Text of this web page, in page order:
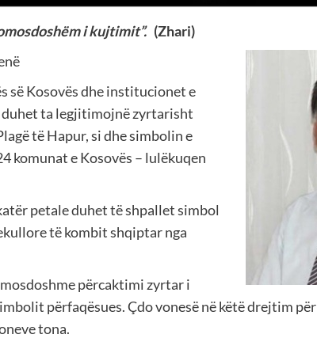
i kujtimit”.(Zhari)
së Kosovës dhe institucionet e
duhet ta legjitimojnë zyrtarisht
të Hapur, si dhe simbolin e
komunat e Kosovës – lulëkuqen
petale duhet të shpallet simbol
të kombit shqiptar nga
përcaktimi zyrtar i
përfaqësues. Çdo vonesë në këtë drejtim
tona.